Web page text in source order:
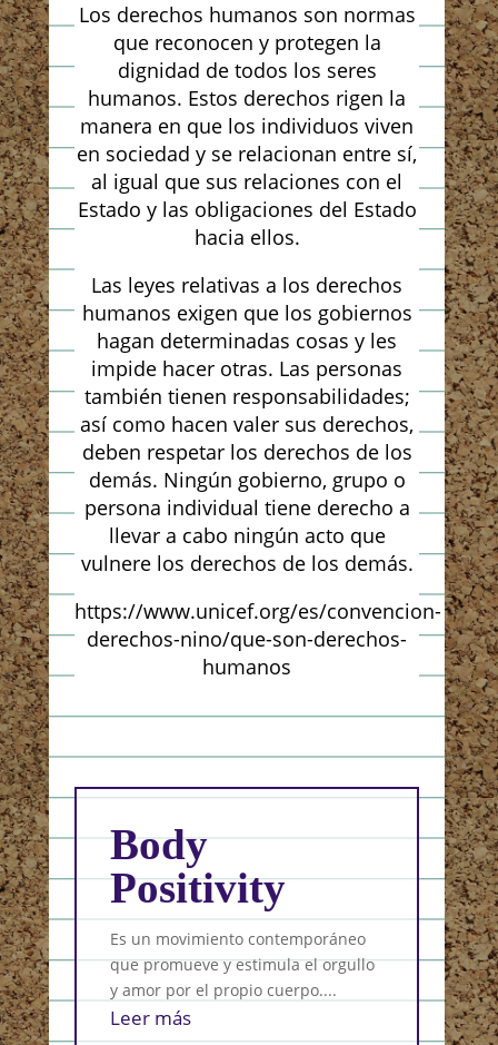
Los derechos humanos son normas
que reconocen y protegen la
dignidad de todos los seres
humanos. Estos derechos rigen la
manera en que los individuos viven
en sociedad y se relacionan entre sí,
al igual que sus relaciones con el
Estado y las obligaciones del Estado
hacia ellos.
Las leyes relativas a los derechos
humanos exigen que los gobiernos
hagan determinadas cosas y les
impide hacer otras. Las personas
también tienen responsabilidades;
así como hacen valer sus derechos,
deben respetar los derechos de los
demás. Ningún gobierno, grupo o
persona individual tiene derecho a
llevar a cabo ningún acto que
vulnere los derechos de los demás.
https://www.unicef.org/es/convencion-
derechos-nino/que-son-derechos-
humanos
Body
Positivity
Es un movimiento contemporáneo
que promueve y estimula el orgullo
y amor por el propio cuerpo....
Leer más
Es el
de